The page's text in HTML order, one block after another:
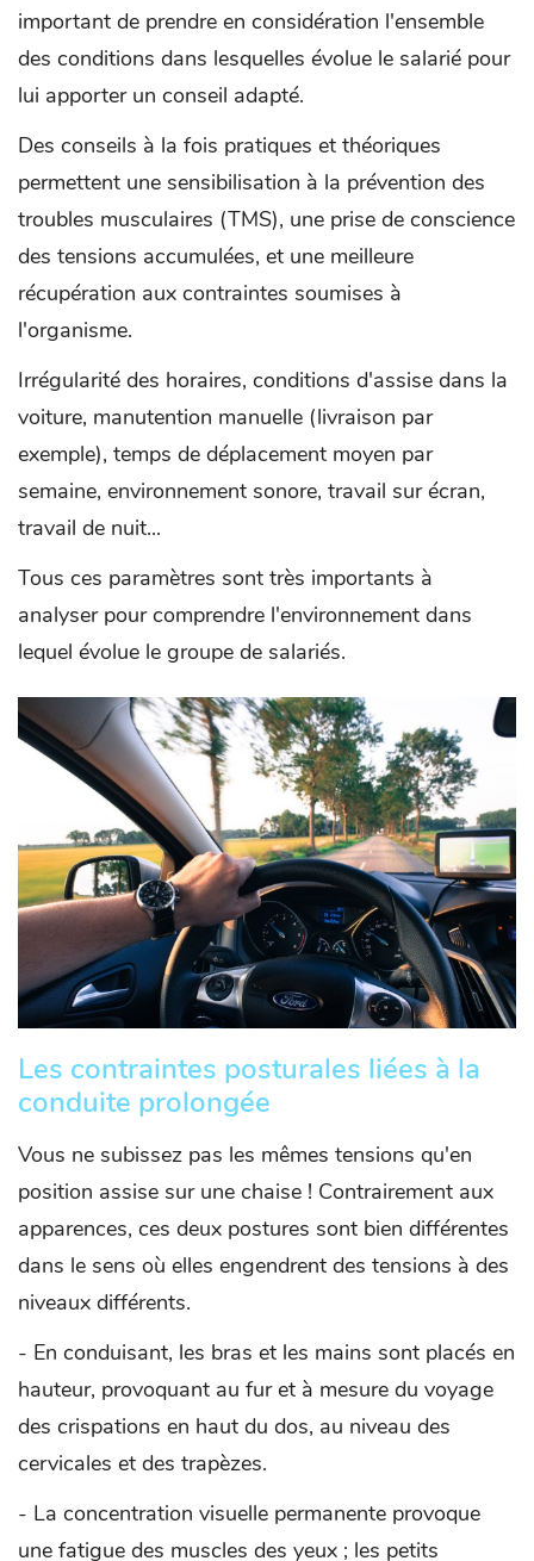
important de prendre en considération l'ensemble
des conditions dans lesquelles évolue le salarié pour
lui apporter un conseil adapté.
Des conseils à la fois pratiques et théoriques
permettent une sensibilisation à la prévention des
troubles musculaires (TMS), une prise de conscience
des tensions accumulées, et une meilleure
récupération aux contraintes soumises à
l'organisme.
Irrégularité des horaires, conditions d'assise dans la
voiture, manutention manuelle (livraison par
exemple), temps de déplacement moyen par
semaine, environnement sonore, travail sur écran,
travail de nuit...
Tous ces paramètres sont très importants à
analyser pour comprendre l'environnement dans
lequel évolue le groupe de salariés.
Les contraintes posturales liées à la
conduite prolongée
Vous ne subissez pas les mêmes tensions qu'en
position assise sur une chaise ! Contrairement aux
apparences, ces deux postures sont bien différentes
dans le sens où elles engendrent des tensions à des
niveaux différents.
- En conduisant, les bras et les mains sont placés en
hauteur, provoquant au fur et à mesure du voyage
des crispations en haut du dos, au niveau des
cervicales et des trapèzes.
- La concentration visuelle permanente provoque
une fatigue des muscles des yeux ; les petits